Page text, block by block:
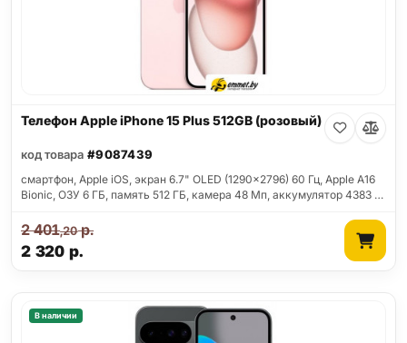
Телефон Apple iPhone 15 Plus 512GB (розовый)
код товара #9087439
смартфон, Apple iOS, экран 6.7" OLED (1290x2796) 60 Гц, Apple A16
Bionic, ОЗУ 6 ГБ, память 512 ГБ, камера 48 Мп, аккумулятор 4383 …
2 320 р.
2 401,20р.
В наличии